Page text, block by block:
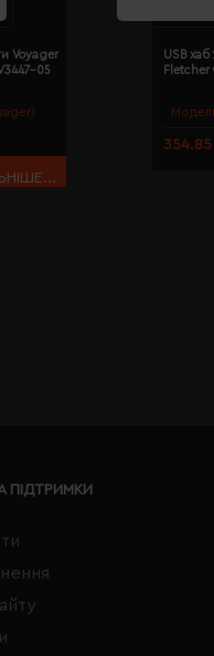
Voyager
05
USB
Fletcher
354.85
ПІДТРИМКИ